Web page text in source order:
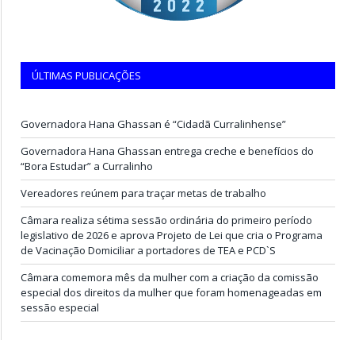
ÚLTIMAS PUBLICAÇÕES
Governadora Hana Ghassan é “Cidadã Curralinhense”
Governadora Hana Ghassan entrega creche e benefícios do
“Bora Estudar” a Curralinho
Vereadores reúnem para traçar metas de trabalho
Câmara realiza sétima sessão ordinária do primeiro período
legislativo de 2026 e aprova Projeto de Lei que cria o Programa
de Vacinação Domiciliar a portadores de TEA e PCD`S
Câmara comemora mês da mulher com a criação da comissão
especial dos direitos da mulher que foram homenageadas em
sessão especial